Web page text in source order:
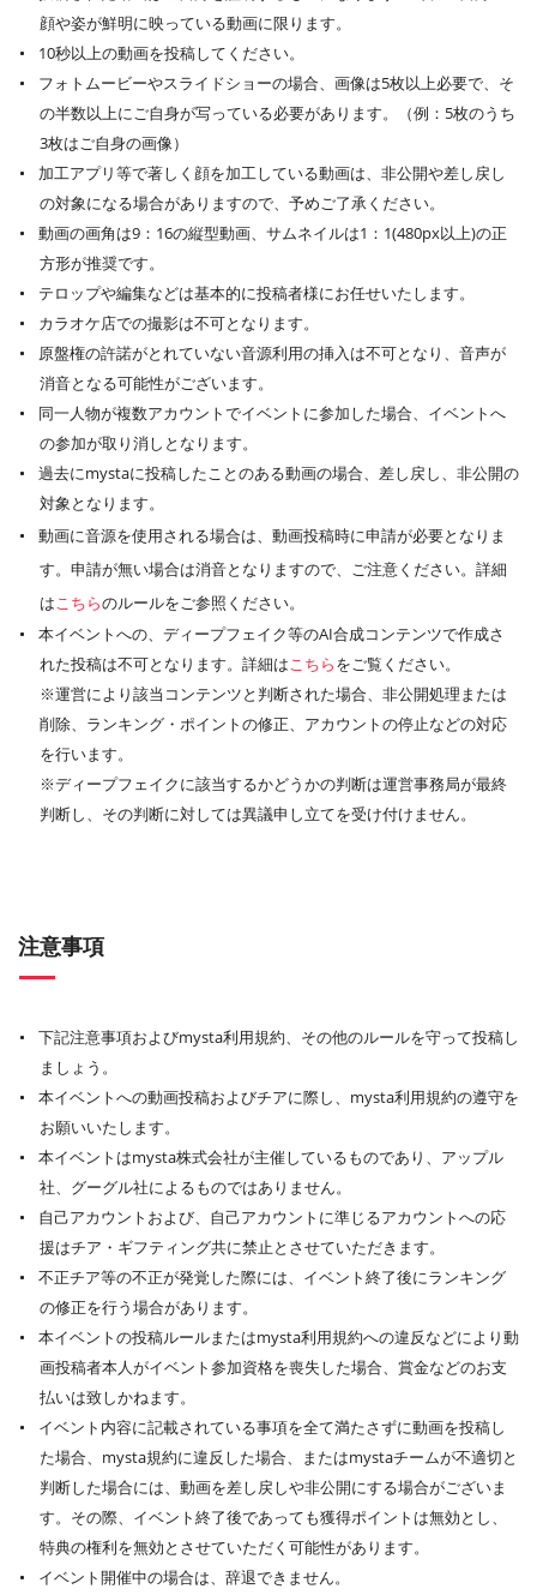
顔や姿が鮮明に映っている動画に限ります。
10秒以上の動画を投稿してください。
フォトムービーやスライドショーの場合、画像は5枚以上必要で、そ
の半数以上にご自身が写っている必要があります。（例：5枚のうち
3枚はご自身の画像）
加工アプリ等で著しく顔を加工している動画は、非公開や差し戻し
の対象になる場合がありますので、予めご了承ください。
動画の画角は9：16の縦型動画、サムネイルは1：1(480px以上)の正
方形が推奨です。
テロップや編集などは基本的に投稿者様にお任せいたします。
カラオケ店での撮影は不可となります。
原盤権の許諾がとれていない音源利用の挿入は不可となり、音声が
消音となる可能性がございます。
同一人物が複数アカウントでイベントに参加した場合、イベントへ
の参加が取り消しとなります。
過去にmystaに投稿したことのある動画の場合、差し戻し、非公開の
対象となります。
動画に音源を使用される場合は、動画投稿時に申請が必要となりま
す。申請が無い場合は消音となりますので、ご注意ください。詳細
はこちらのルールをご参照ください。
本イベントへの、ディープフェイク等のAI合成コンテンツで作成さ
れた投稿は不可となります。詳細はこちらをご覧ください。
※運営により該当コンテンツと判断された場合、非公開処理または
削除、ランキング・ポイントの修正、アカウントの停止などの対応
を行います。
※ディープフェイクに該当するかどうかの判断は運営事務局が最終
判断し、その判断に対しては異議申し立てを受け付けません。
注意事項
下記注意事項およびmysta利用規約、その他のルールを守って投稿し
ましょう。
本イベントへの動画投稿およびチアに際し、mysta利用規約の遵守を
お願いいたします。
本イベントはmysta株式会社が主催しているものであり、アップル
社、グーグル社によるものではありません。
自己アカウントおよび、自己アカウントに準じるアカウントへの応
援はチア・ギフティング共に禁止とさせていただきます。
不正チア等の不正が発覚した際には、イベント終了後にランキング
の修正を行う場合があります。
本イベントの投稿ルールまたはmysta利用規約への違反などにより動
画投稿者本人がイベント参加資格を喪失した場合、賞金などのお支
払いは致しかねます。
イベント内容に記載されている事項を全て満たさずに動画を投稿し
た場合、mysta規約に違反した場合、またはmystaチームが不適切と
判断した場合には、動画を差し戻しや非公開にする場合がございま
す。その際、イベント終了後であっても獲得ポイントは無効とし、
特典の権利を無効とさせていただく可能性があります。
イベント開催中の場合は、辞退できません。